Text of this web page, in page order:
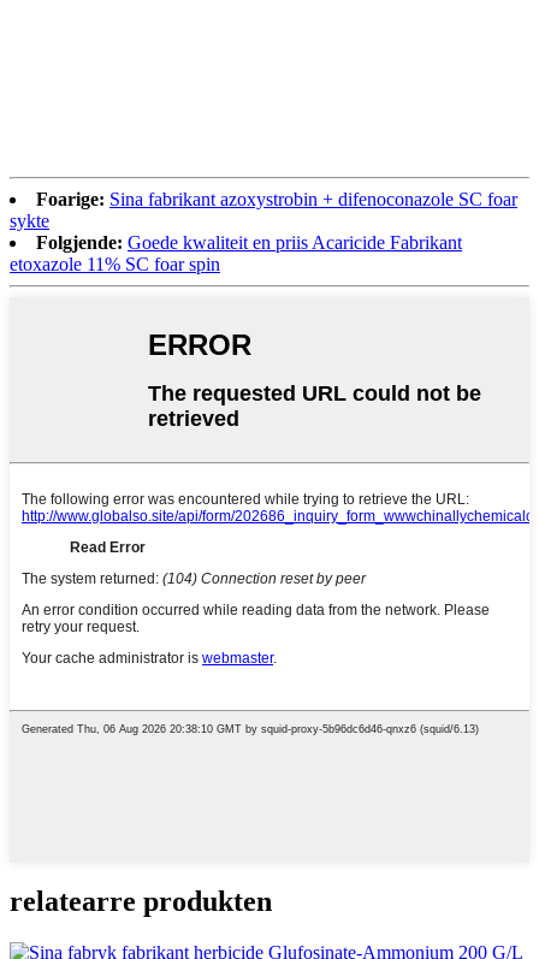
Foarige: Sina fabrikant azoxystrobin + difenoconazole SC foar
sykte
Folgjende: Goede kwaliteit en priis Acaricide Fabrikant
etoxazole 11% SC foar spin
relatearre produkten